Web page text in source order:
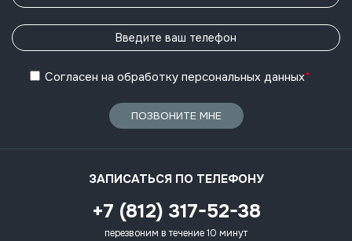
Согласен на обработку персональных данных*
ПОЗВОНИТЕ МНЕ
ЗАПИСАТЬСЯ ПО ТЕЛЕФОНУ
+7 (812) 317-52-38
перезвоним в течение 10 минут